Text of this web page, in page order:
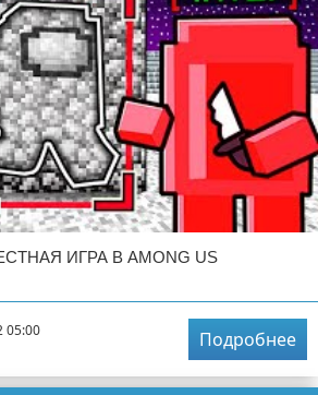
ИГРА В AMONG US
05:00
Подробнее